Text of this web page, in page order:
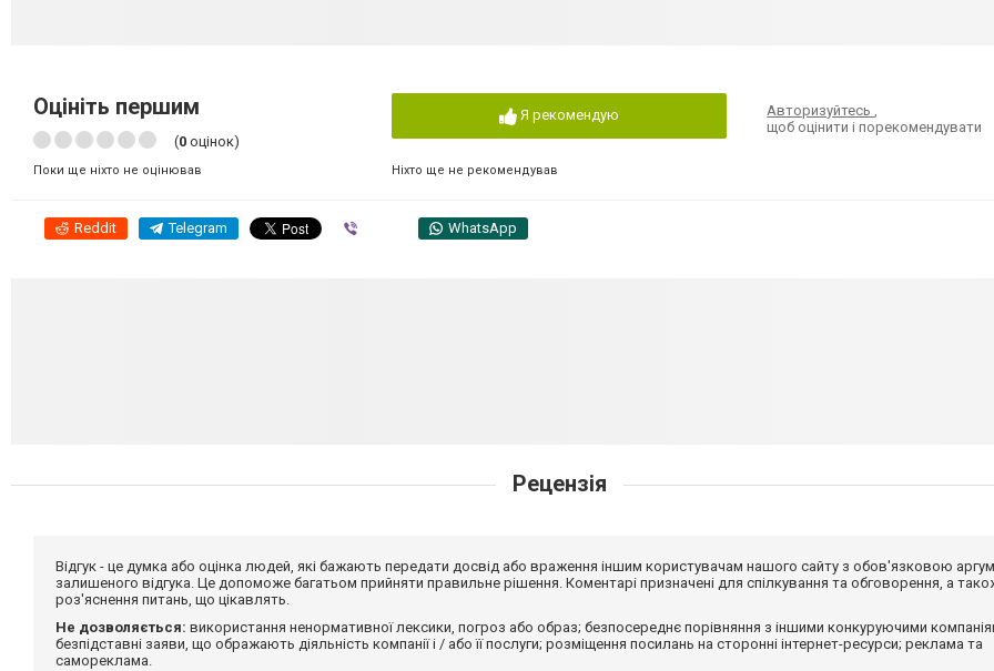
Оцініть першим
(0 оцінок)
Поки ще ніхто не оцінював
Я рекомендую
Ніхто ще не рекомендував
Авторизуйтесь,
щоб оцінити і порекомендувати
Reddit Telegram WhatsApp
Рецензія
Відгук - це думка або оцінка людей, які бажають передати досвід або враження іншим користувачам нашого сайту з обов'язковою
залишеного відгука. Це допоможе багатьом прийняти правильне рішення. Коментарі призначені для спілкування та обговорення, а
роз'яснення питань, що цікавлять.
Не дозволяється: використання ненормативної лексики, погроз або образ; безпосереднє порівняння з іншими конкуруючими
безпідставні заяви, що ображають діяльність компанії і / або її послуги; розміщення посилань на сторонні інтернет-ресурси; реклама та
самореклама.